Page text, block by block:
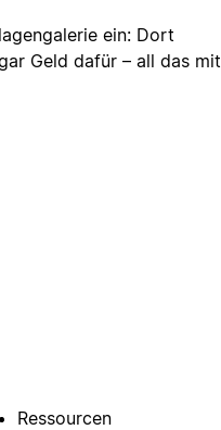
ein: Dort
Geld dafür – all das mit
Ressourcen